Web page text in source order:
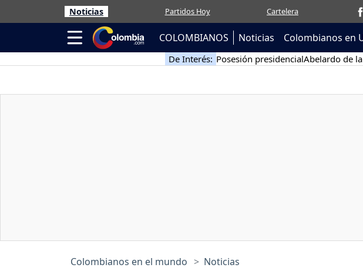
Noticias Partidos Hoy Cartelera
COLOMBIANOS Noticias Colombianos en
De Interés: Posesión presidencialAbelardo de
Colombianos en el mundo Noticias